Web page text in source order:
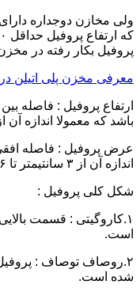
ولی مخازن دوجداره
پروفیل بکار رفته در
معرفی مخزن پلی اتیلن
ارتفاع پروفیل : فاصله
باشد که معمولا اندازه آن از ۳ سانتیمتر تا ۱۶ سانتیمتر است.
عرض پروفیل : فاصله
اندازه آن از ۳ سانتیمتر تا ۱۶ سانتیمتر است.
شکل کلی پروفیل :
۱.کاروگیتی : قسمت
است.
۲.روصاف توصاف :
شده است.